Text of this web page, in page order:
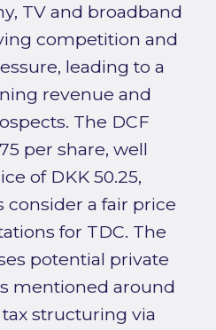
TV and broadband
competition and
leading to a
revenue and
The DCF
per share, well
of DKK 50.25,
a fair price
for TDC. The
potential private
mentioned around
structuring via